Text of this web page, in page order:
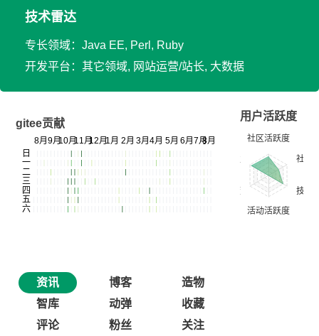
技术雷达
专长领域：Java EE, Perl, Ruby
开发平台：其它领域, 网站运营/站长, 大数据
gitee贡献
用户活跃度
资讯 博客
造物
智库
动弹
收藏
评论
粉丝 关注